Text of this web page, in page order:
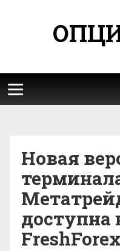
Новая
доступна
FreshForex